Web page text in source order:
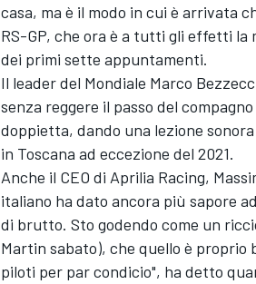
casa, ma è il modo in cui è arrivata
RS-GP, che ora è a tutti gli effetti la
dei primi sette appuntamenti.
Il leader del Mondiale Marco
senza reggere il passo del
doppietta, dando una lezione
in Toscana ad eccezione del 2021.
Anche il CEO di Aprilia Racing,
italiano ha dato ancora più sapore
di brutto. Sto godendo come un
Martin sabato), che quello è
piloti per par condicio", ha detto